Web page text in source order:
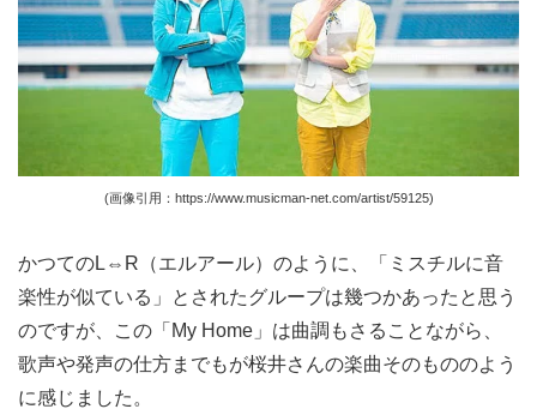
(画像引用：https://www.musicman-net.com/artist/59125)
かつてのL⇔R（エルアール）のように、「ミスチルに音
楽性が似ている」とされたグループは幾つかあったと思う
のですが、この「My Home」は曲調もさることながら、
歌声や発声の仕方までもが桜井さんの楽曲そのもののよう
に感じました。